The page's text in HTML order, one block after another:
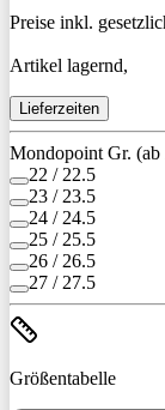
Preise inkl.
Artikel lagernd,
Lieferzeiten
Mondopoint Gr.
22 / 22.5
23 / 23.5
24 / 24.5
25 / 25.5
26 / 26.5
27 / 27.5
Größentabelle